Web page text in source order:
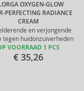
OXYGEN-GLOW
PERFECTING RADIANCE
CREAM
en verjongende
tegen huidonzuiverheden
VOORRAAD 1 PCS
€ 35,26